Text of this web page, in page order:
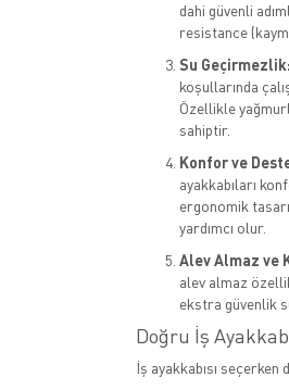
dahi güvenli
resistance
Su Geçirmezlik:
koşullarında
Özellikle
sahiptir.
Konfor ve
ayakkabıları
ergonomik
yardımcı olur.
Alev Almaz ve
alev almaz
ekstra güvenlik
Doğru İş
İş ayakkabısı